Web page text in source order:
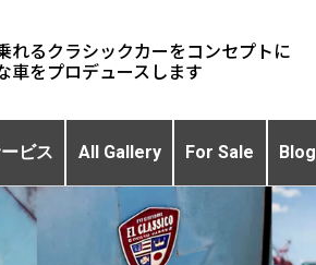
れるクラシックカーをコンセプトに
ビス All Gallery For Sale Blog